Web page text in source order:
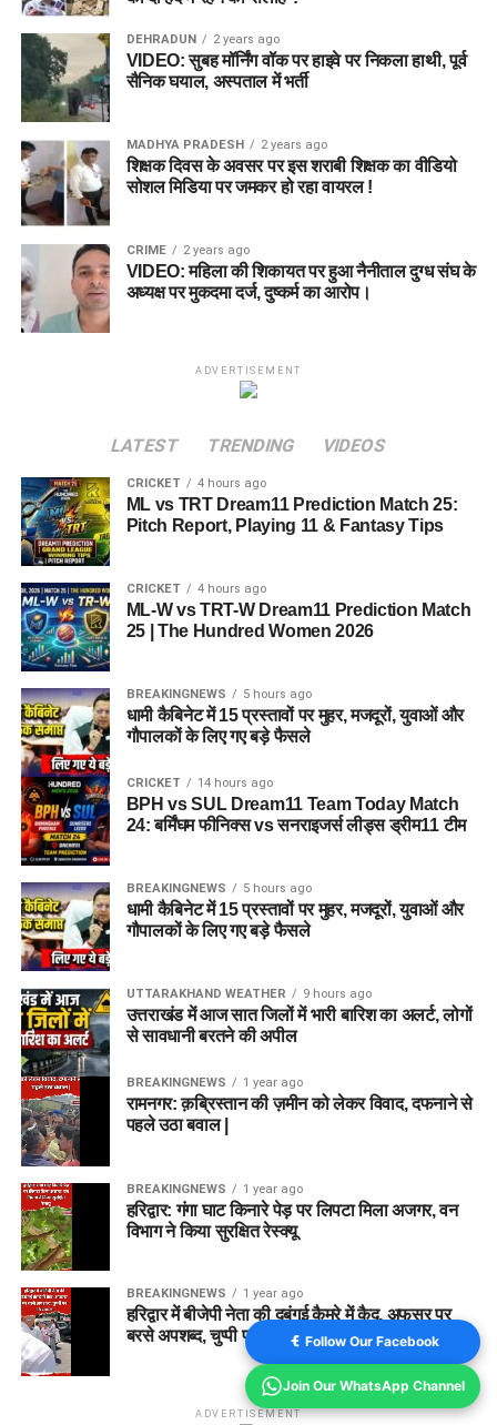
DEHRADUN 2 years ago
VIDEO: सुबह मॉर्निंग वॉक पर हाइवे पर निकला हाथी, पूर्व
सैनिक घयाल, अस्पताल में भर्ती
MADHYA PRADESH 2 years ago
शिक्षक दिवस के अवसर पर इस शराबी शिक्षक का वीडियो
सोशल मिडिया पर जमकर हो रहा वायरल !
CRIME 2 years ago
VIDEO: महिला की शिकायत पर हुआ नैनीताल दुग्ध संघ के
अध्यक्ष पर मुकदमा दर्ज, दुष्कर्म का आरोप।
ADVERTISEMENT
LATEST TRENDING VIDEOS
CRICKET 4 hours ago
ML vs TRT Dream11 Prediction Match 25:
Pitch Report, Playing 11 & Fantasy Tips
CRICKET 4 hours ago
ML-W vs TRT-W Dream11 Prediction Match
25 | The Hundred Women 2026
BREAKINGNEWS 5 hours ago
धामी कैबिनेट में 15 प्रस्तावों पर मुहर, मजदूरों, युवाओं और
गौपालकों के लिए गए बड़े फैसले
CRICKET 14 hours ago
BPH vs SUL Dream11 Team Today Match
24: बर्मिंघम फीनिक्स vs सनराइजर्स लीड्स ड्रीम11 टीम
BREAKINGNEWS 5 hours ago
धामी कैबिनेट में 15 प्रस्तावों पर मुहर, मजदूरों, युवाओं और
गौपालकों के लिए गए बड़े फैसले
UTTARAKHAND WEATHER 9 hours ago
उत्तराखंड में आज सात जिलों में भारी बारिश का अलर्ट, लोगों
से सावधानी बरतने की अपील
BREAKINGNEWS 1 year ago
रामनगर: क़ब्रिस्तान की ज़मीन को लेकर विवाद, दफनाने से
पहले उठा बवाल |
BREAKINGNEWS 1 year ago
हरिद्वार: गंगा घाट किनारे पेड़ पर लिपटा मिला अजगर, वन
विभाग ने किया सुरक्षित रेस्क्यू
BREAKINGNEWS 1 year ago
हरिद्वार में बीजेपी नेता की दबंगई कैमरे में कैद, अफसर पर
बरसे अपशब्द, चुप्पी पर उठे सवाल
ADVERTISEMENT
Follow Our Facebook
Join Our WhatsApp Channel